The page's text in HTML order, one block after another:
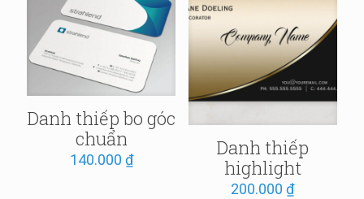
Danh thiếp bo góc
chuẩn
140.000 ₫
Danh thiếp
highlight
200.000₫